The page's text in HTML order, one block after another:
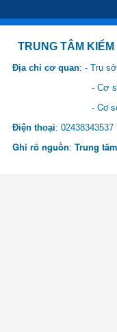
KIỂM SOÁT
Địa chỉ cơ quan: - Trụ
Khu Hành
Số 1 Ngõ 2
Điện thoại:
Ghi rõ nguồn: Trung